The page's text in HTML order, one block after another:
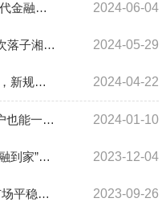
今年新落地机构50家！湘江新区现代金融产业链招商结硕果 2024-06-04
8.8亿元溢价5%成交！厦门建发再次落子湘江新区 2024-05-29
在长沙买房注意！阳台面积怎么算，新规明确！ 2024-04-22
看房有奖！新区“云上看房”足不出户也能一站式买好房 2024-01-10
金融活水“解渴”实体经济！新区“金融到家”系列活动让740余家中小企业受益 2023-12-04
优化房地产调控政策 促进房地产市场平稳健康发展 2023-09-26